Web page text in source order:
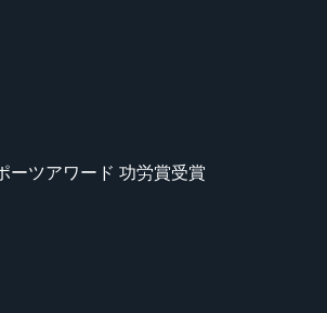
ーツアワード 功労賞受賞